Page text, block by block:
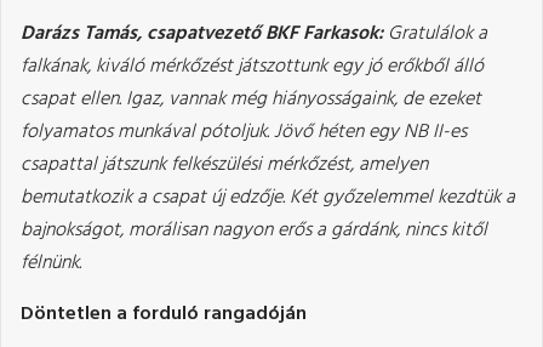
Darázs Tamás, csapatvezető BKF Farkasok: Gratulálok a
falkának, kiváló mérkőzést játszottunk egy jó erőkből álló
csapat ellen. Igaz, vannak még hiányosságaink, de ezeket
folyamatos munkával pótoljuk. Jövő héten egy NB II-es
csapattal játszunk felkészülési mérkőzést, amelyen
bemutatkozik a csapat új edzője. Két győzelemmel kezdtük a
bajnokságot, morálisan nagyon erős a gárdánk, nincs kitől
félnünk.
Döntetlen a forduló rangadóján